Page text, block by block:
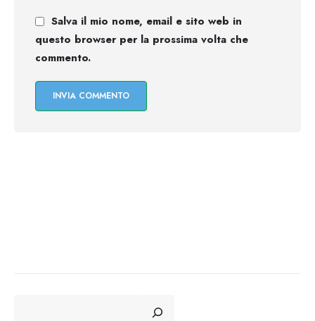
Salva il mio nome, email e sito web in
questo browser per la prossima volta che
commento.